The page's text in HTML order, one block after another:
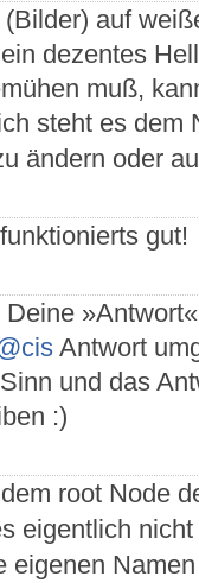
auf
dezentes
muß,
steht es dem
ändern oder
gut!
Deine
Antwort
und das
:)
root Node
eigentlich
eigenen